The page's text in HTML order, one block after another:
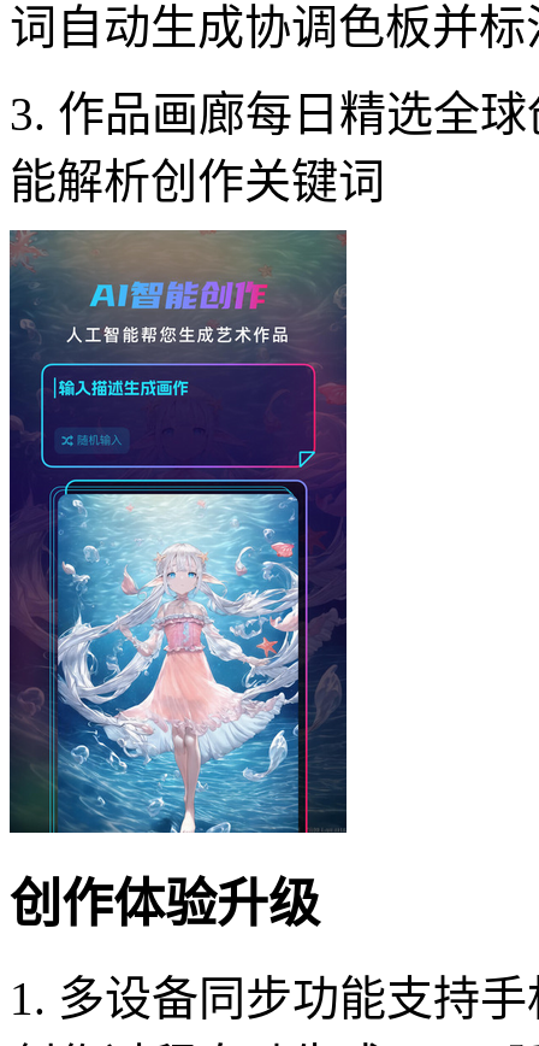
词自动生成协调色板并标
3. 作品画廊每日精选全
能解析创作关键词
创作体验升级
1. 多设备同步功能支持